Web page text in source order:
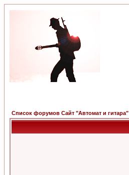
Список форумов Сайт "Автомат и гитара"